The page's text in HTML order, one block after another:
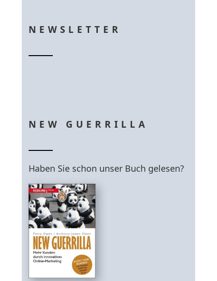
NEWSLETTER
NEW GUERRILLA
Haben Sie schon unser Buch gelesen?